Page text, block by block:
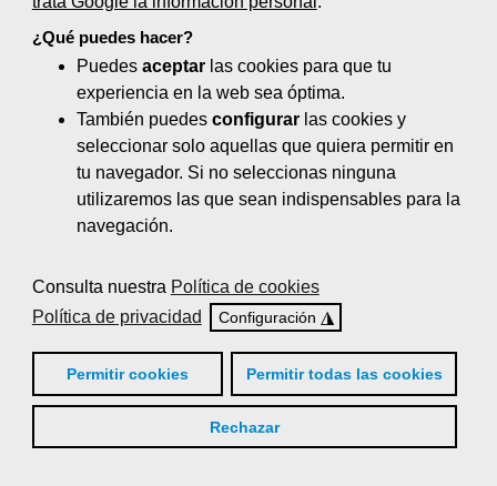
¿Qué puedes hacer?
Puedes aceptarlas cookies para que tu
experiencia en la web sea óptima.
También puedes configurarlas cookies y
seleccionar solo aquellas que quiera permitir en
tu navegador. Si no seleccionas ninguna
utilizaremos las que sean indispensables para la
navegación.
Consulta nuestra Política de cookies
Política de privacidad
Configuración ◮
Permitir cookies Permitir todas las cookies
Rechazar
Formación gratuita
para
Consulta los cursos online
disponibles